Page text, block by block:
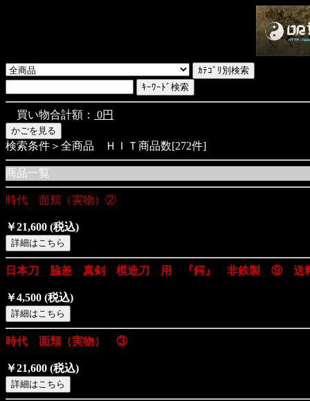
買い物合計額： 0円
検索条件＞全商品 ＨＩＴ商品数[272件]
商品一覧
時代 面頬（実物）②
￥21,600 (税込)
日本刀 脇差 真剣 模造刀 用 『鍔』 非鉄製 ⑨ 送
￥4,500 (税込)
時代 面頬（実物） ③
￥21,600 (税込)